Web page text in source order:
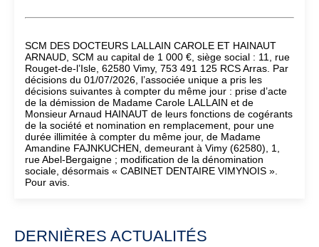
SCM DES DOCTEURS LALLAIN CAROLE ET HAINAUT
ARNAUD, SCM au capital de 1 000 €, siège social : 11, rue
Rouget-de-l’Isle, 62580 Vimy, 753 491 125 RCS Arras. Par
décisions du 01/07/2026, l’associée unique a pris les
décisions suivantes à compter du même jour : prise d’acte
de la démission de Madame Carole LALLAIN et de
Monsieur Arnaud HAINAUT de leurs fonctions de cogérants
de la société et nomination en remplacement, pour une
durée illimitée à compter du même jour, de Madame
Amandine FAJNKUCHEN, demeurant à Vimy (62580), 1,
rue Abel-Bergaigne ; modification de la dénomination
sociale, désormais « CABINET DENTAIRE VIMYNOIS ».
Pour avis.
DERNIÈRES ACTUALITÉS